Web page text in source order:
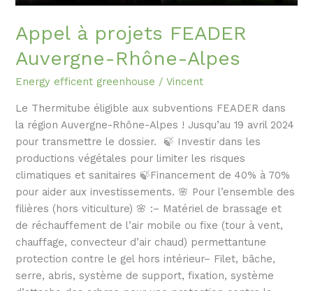
Appel à projets FEADER
Auvergne-Rhône-Alpes
Energy efficent greenhouse /Vincent
Le Thermitube éligible aux subventions FEADER dans
la région Auvergne-Rhône-Alpes ! Jusqu’au 19 avril 2024
pour transmettre le dossier. 🍃 Investir dans les
productions végétales pour limiter les risques
climatiques et sanitaires 🍃Financement de 40% à 70%
pour aider aux investissements. 🌸 Pour l’ensemble des
filières (hors viticulture) 🌸 :– Matériel de brassage et
de réchauffement de l’air mobile ou fixe (tour à vent,
chauffage, convecteur d’air chaud) permettantune
protection contre le gel hors intérieur– Filet, bâche,
serre, abris, système de support, fixation, système